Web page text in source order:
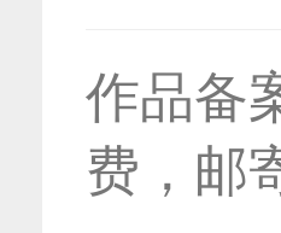
恭喜
作品备
费，邮